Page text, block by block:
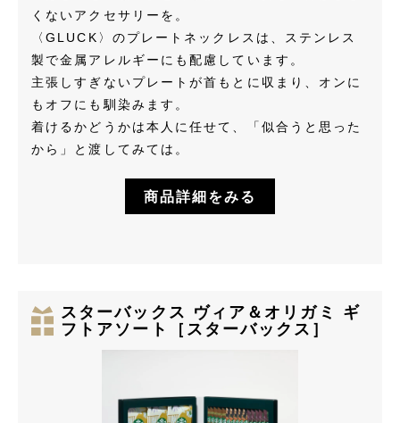
くないアクセサリーを。
〈GLUCK〉のプレートネックレスは、ステンレス
製で金属アレルギーにも配慮しています。
主張しすぎないプレートが首もとに収まり、オンに
もオフにも馴染みます。
着けるかどうかは本人に任せて、「似合うと思った
から」と渡してみては。
商品詳細をみる
スターバックス ヴィア＆オリガミ ギ
フトアソート［スターバックス］